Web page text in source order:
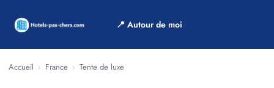
📍 Autour de moi
Accueil › France › Tente de luxe